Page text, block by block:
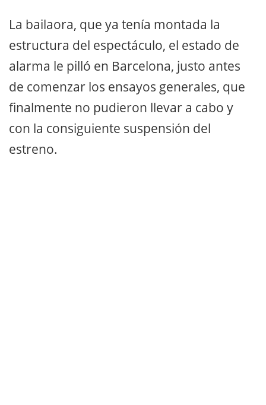
La bailaora, que ya tenía montada la
estructura del espectáculo, el estado de
alarma le pilló en Barcelona, justo antes
de comenzar los ensayos generales, que
finalmente no pudieron llevar a cabo y
con la consiguiente suspensión del
estreno.